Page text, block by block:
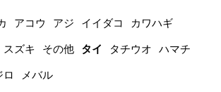
アコウ アジ イイダコ カワハギ
スズキ その他 タイ タチウオ ハマチ
ロ メバル